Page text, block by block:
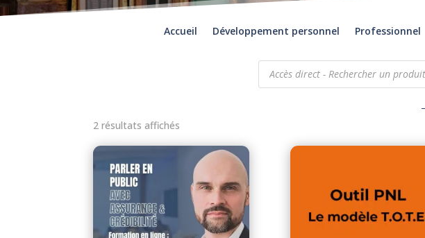
Accueil Développement personnel Professionnel
Recherche
2 résultats affichés